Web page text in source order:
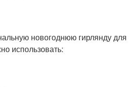
новогоднюю гирлянду для
использовать: